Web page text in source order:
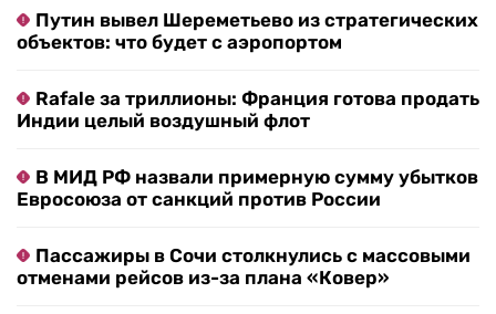
Путин вывел Шереметьево из стратегических
объектов: что будет с аэропортом
Rafale за триллионы: Франция готова продать
Индии целый воздушный флот
В МИД РФ назвали примерную сумму убытков
Евросоюза от санкций против России
Пассажиры в Сочи столкнулись с массовыми
отменами рейсов из-за плана «Ковер»